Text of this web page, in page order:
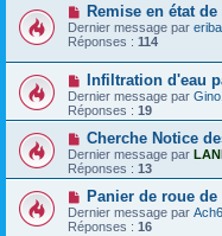
Remise en état
Dernier message par
Réponses : 114
Infiltration d'eau
Dernier message par
Réponses : 19
Cherche Notice
Dernier message par
Réponses : 13
Panier de roue
Dernier message par
Réponses : 16